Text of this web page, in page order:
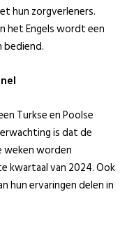
hun zorgverleners.
het Engels wordt een
bediend.
Turkse en Poolse
is dat de
weken worden
kwartaal van 2024. Ook
hun ervaringen delen in